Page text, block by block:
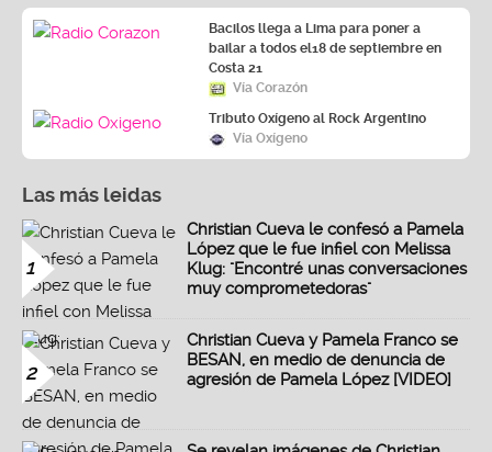
Bacilos llega a Lima para poner a
bailar a todos el18 de septiembre en
Costa 21
Vía Corazón
Tributo Oxígeno al Rock Argentino
Vía Oxígeno
Las más leidas
1
Christian Cueva le confesó a Pamela
López que le fue infiel con Melissa
Klug: "Encontré unas conversaciones
muy comprometedoras"
2
Christian Cueva y Pamela Franco se
BESAN, en medio de denuncia de
agresión de Pamela López [VIDEO]